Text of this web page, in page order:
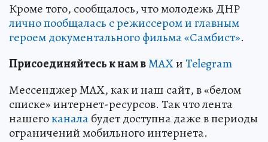
Кроме того, сообщалось, что молодежь ДНР
лично пообщалась с режиссером и главным
героем документального фильма «Самбист».
Присоединяйтесь к нам вMAXиTelegram
Мессенджер MAX, как и наш сайт, в «белом
списке» интернет-ресурсов. Так что лента
нашегоканалабудет доступна даже в периоды
ограничений мобильного интернета.